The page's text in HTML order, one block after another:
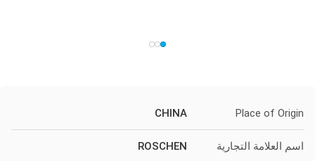
Place of Origin
CHINA
اسم العلامة التجارية ROSCHEN